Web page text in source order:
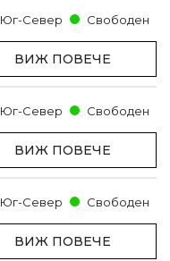
Юг-Север Свободен
ВИЖ ПОВЕЧЕ
Юг-Север Свободен
ВИЖ ПОВЕЧЕ
Юг-Север Свободен
ВИЖ ПОВЕЧЕ